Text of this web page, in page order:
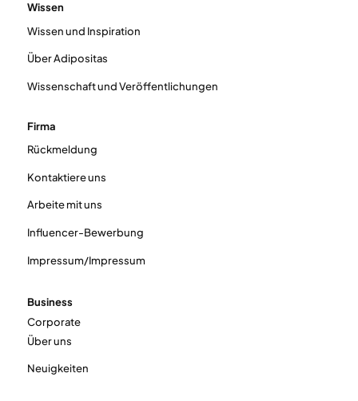
Wissen
Wissen und Inspiration
Über Adipositas
Wissenschaft und Veröffentlichungen
Firma
Rückmeldung
Kontaktiere uns
Arbeite mit uns
Influencer-Bewerbung
Impressum/Impressum
Business
Corporate
Über uns
Neuigkeiten